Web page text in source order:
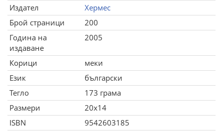
Издател
Хермес
Брой страници
200
Година на
издаване
2005
Корици
меки
Език
български
Тегло
173 грама
Размери
20x14
ISBN
9542603185